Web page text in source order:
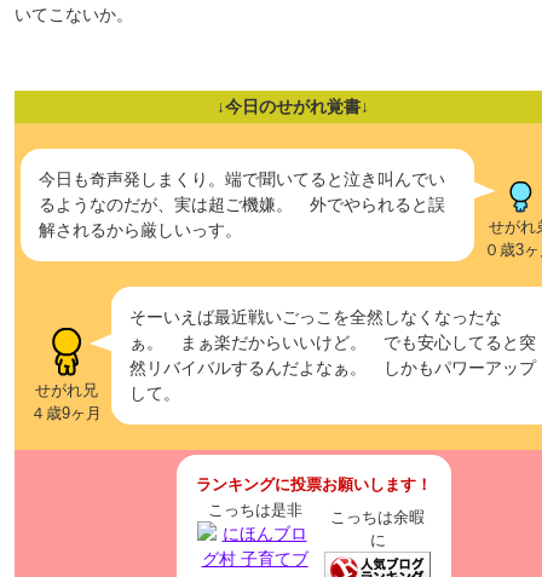
いてこないか。
↓今日のせがれ覚書↓
今日も奇声発しまくり。端で聞いてると泣き叫んでい
るようなのだが、実は超ご機嫌。 外でやられると誤
解されるから厳しいっす。
せがれ
０歳3
せがれ兄
４歳9ヶ月
そーいえば最近戦いごっこを全然しなくなったな
ぁ。 まぁ楽だからいいけど。 でも安心してると突
然リバイバルするんだよなぁ。 しかもパワーアップ
して。
ランキングに投票お願いします！
こっちは是非
こっちは余暇
に